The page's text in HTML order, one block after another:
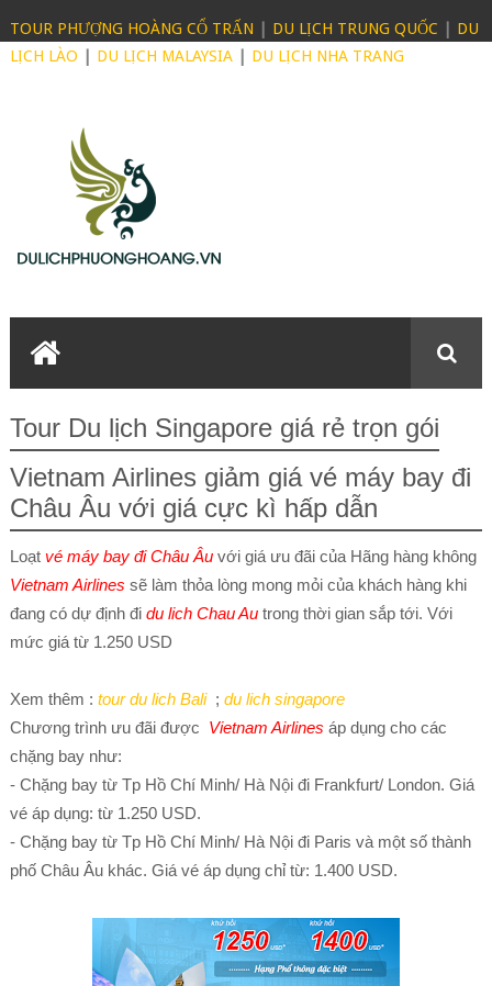
TOUR PHƯỢNG HOÀNG CỔ TRẤN DU LỊCH TRUNG QUỐC
DU
LỊCH LÀO
DU LỊCH MALAYSIA| DU LỊCH NHA TRANG
Tour Du lịch Singapore giá rẻ trọn gói
Vietnam Airlines giảm giá vé máy bay đi
Châu Âu với giá cực kì hấp dẫn
Loạt vé máy bay đi Châu Âuvới giá ưu đãi của Hãng hàng không
Vietnam Airlines sẽ làm thỏa lòng mong mỏi của khách hàng khi
đang có dự định đi du lich Chau Autrong thời gian sắp tới. Với
mức giá từ 1.250 USD
Xem thêm : tour du lich Bali; du lich singapore
Chương trình ưu đãi được Vietnam Airlines áp dụng cho các
chặng bay như:
- Chặng bay từ Tp Hồ Chí Minh/ Hà Nội đi Frankfurt/ London. Giá
vé áp dụng: từ 1.250 USD.
- Chặng bay từ Tp Hồ Chí Minh/ Hà Nội đi Paris và một số thành
phố Châu Âu khác. Giá vé áp dụng chỉ từ: 1.400 USD.